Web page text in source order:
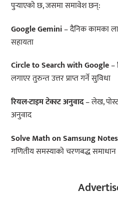
पुर्‍याएको छ, जसमा समावेश छन्:
Google Gemini– दैनिक कामका
सहायता
Circle to Search with Google–
लगाएर तुरुन्त उत्तर प्राप्त गर्ने सुविधा
रियल-टाइम टेक्स्ट अनुवाद– लेख,
अनुवाद
Solve Math on Samsung Notes
गणितीय समस्याको चरणबद्ध समाधान